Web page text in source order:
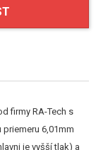
firmy RA-Tech s
6,01mm
je vyšší tlak) a